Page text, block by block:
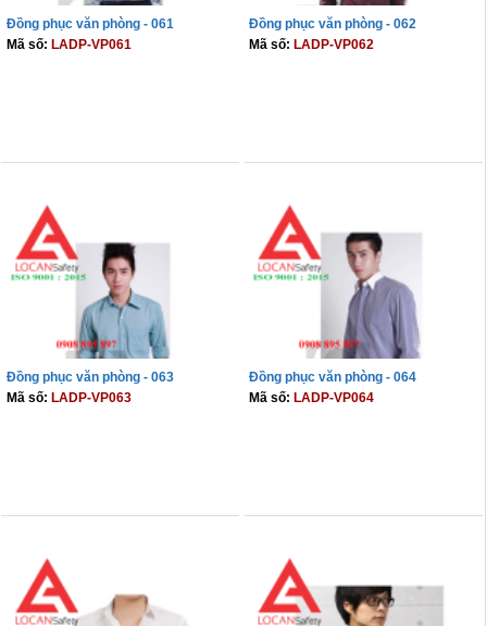
Đồng phục văn phòng - 061
Mã số: LADP-VP061
Đồng phục văn phòng - 062
Mã số: LADP-VP062
Đồng phục văn phòng - 063
Mã số: LADP-VP063
Đồng phục văn phòng - 064
Mã số: LADP-VP064